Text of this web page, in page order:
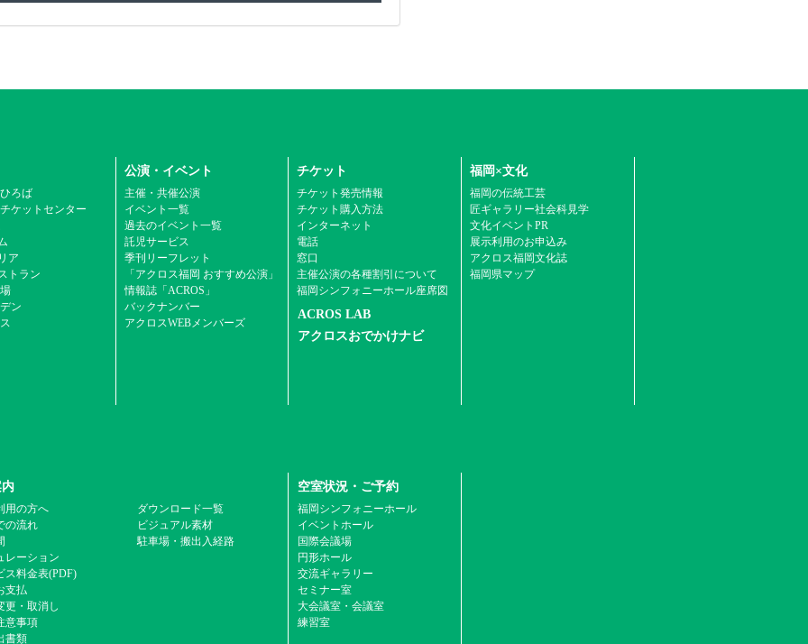
ろば
ケットセンター
ア
トラン
ン
公演・イベント
主催・共催公演
イベント一覧
過去のイベント一覧
託児サービス
季刊リーフレット
「アクロス福岡 おすすめ公演」
情報誌「ACROS」
バックナンバー
アクロスWEBメンバーズ
チケット
チケット発売情報
チケット購入方法
インターネット
電話
窓口
主催公演の各種割引について
福岡シンフォニーホール座席図
福岡×文化
福岡の伝統工芸
匠ギャラリー社会科見学
文化イベントPR
展示利用のお申込み
アクロス福岡文化誌
福岡県マップ
ACROS LAB
アクロスおでかけナビ
用の方へ
の流れ
レーション
ス料金表(PDF)
支払
更・取消し
意事項
書類
ダウンロード一覧
ビジュアル素材
駐車場・搬出入経路
空室状況・ご予約
福岡シンフォニーホール
イベントホール
国際会議場
円形ホール
交流ギャラリー
セミナー室
大会議室・会議室
練習室